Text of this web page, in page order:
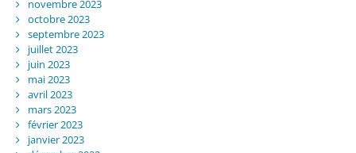
novembre 2023
octobre 2023
septembre 2023
juillet 2023
juin 2023
mai 2023
avril 2023
mars 2023
février 2023
janvier 2023